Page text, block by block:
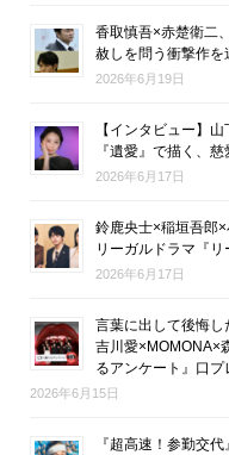
香取慎吾×赤楚衛二
赦しを問う衝撃作を
2026年6月19日
【インタビュー】
『遺愛』で描く、
2026年6月17日
鈴鹿央士×稲垣吾郎
リーガルドラマ『
2026年6月17日
言葉に出して後悔
吉川愛×MOMONA×
るアンケート』口プ
2026年6月15日
『超高速！参勤交